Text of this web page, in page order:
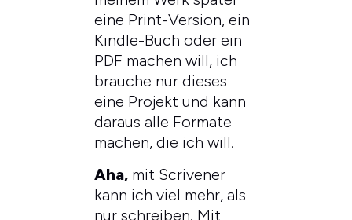
eine Print-Version, ein
Kindle-Buch oder ein
PDF machen will, ich
brauche nur dieses
eine Projekt und kann
daraus alle Formate
machen, die ich will.
Aha, mit Scrivener
kann ich viel mehr, als
nur schreiben. Mit